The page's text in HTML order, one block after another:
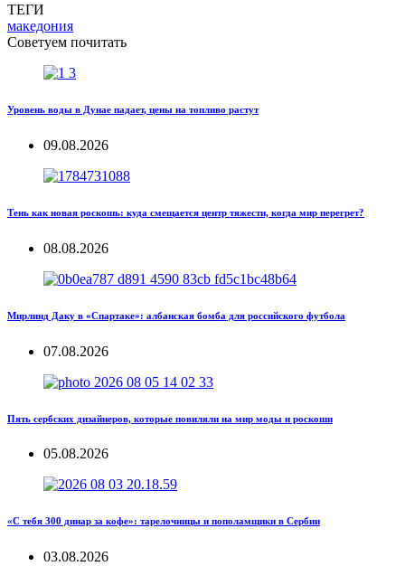
ТЕГИ
македония
Советуем почитать
Уровень воды в Дунае падает, цены на топливо растут
09.08.2026
Тень как новая роскошь: куда смещается центр тяжести, когда мир перегрет?
08.08.2026
Мирлинд Даку в «Спартаке»: албанская бомба для российского футбола
07.08.2026
Пять сербских дизайнеров, которые повиляли на мир моды и роскоши
05.08.2026
«С тебя 300 динар за кофе»: тарелочницы и пополамщики в Сербии
03.08.2026